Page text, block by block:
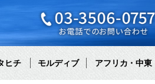
ヒチ モルディブ アフリカ・中東